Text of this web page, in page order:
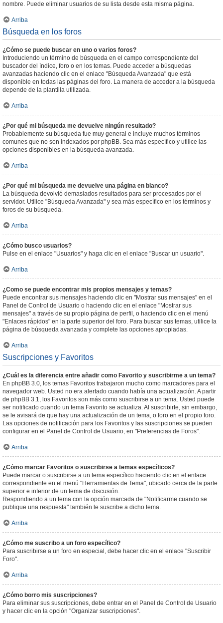
nombre. Puede eliminar usuarios de su lista desde esta misma página.
Arriba
Búsqueda en los foros
¿Cómo se puede buscar en uno o varios foros?
Introduciendo un término de búsqueda en el campo correspondiente del
buscador del índice, foro o en los temas. Puede acceder a búsquedas
avanzadas haciendo clic en el enlace "Búsqueda Avanzada" que está
disponible en todas las páginas del foro. La manera de acceder a la búsqueda
depende de la plantilla utilizada.
Arriba
¿Por qué mi búsqueda me devuelve ningún resultado?
Probablemente su búsqueda fue muy general e incluye muchos términos
comunes que no son indexados por phpBB. Sea más específico y utilice las
opciones disponibles en la búsqueda avanzada.
Arriba
¿Por qué mi búsqueda me devuelve una página en blanco?
La búsqueda devolvió demasiados resultados para ser procesados por el
servidor. Utilice "Búsqueda Avanzada" y sea más específico en los términos y
foros de su búsqueda.
Arriba
¿Cómo busco usuarios?
Pulse en el enlace "Usuarios" y haga clic en el enlace "Buscar un usuario".
Arriba
¿Como se puede encontrar mis propios mensajes y temas?
Puede encontrar sus mensajes haciendo clic en "Mostrar sus mensajes" en el
Panel de Control de Usuario o haciendo clic en el enlace "Mostrar sus
mensajes" a través de su propio página de perfil, o haciendo clic en el menú
"Enlaces rápidos" en la parte superior del foro. Para buscar sus temas, utilice la
página de búsqueda avanzada y complete las opciones apropiadas.
Arriba
Suscripciones y Favoritos
¿Cuál es la diferencia entre añadir como Favorito y suscribirme a un tema?
En phpBB 3.0, los temas Favoritos trabajaron mucho como marcadores para el
navegador web. Usted no era alertado cuando había una actualización. A partir
de phpBB 3.1, los Favoritos son más como suscribirse a un tema. Usted puede
ser notificado cuando un tema Favorito se actualiza. Al suscribirte, sin embargo,
se le avisará de que hay una actualización de un tema, o foro en el propio foro.
Las opciones de notificación para los Favoritos y las suscripciones se pueden
configurar en el Panel de Control de Usuario, en "Preferencias de Foros".
Arriba
¿Cómo marcar Favoritos o suscribirse a temas específicos?
Puede marcar o suscribirse a un tema específico haciendo clic en el enlace
correspondiente en el menú "Herramientas de Tema", ubicado cerca de la parte
superior e inferior de un tema de discusión.
Respondiendo a un tema con la opción marcada de "Notificarme cuando se
publique una respuesta" también le suscribe a dicho tema.
Arriba
¿Cómo me suscribo a un foro específico?
Para suscribirse a un foro en especial, debe hacer clic en el enlace "Suscribir
Foro".
Arriba
¿Cómo borro mis suscripciones?
Para eliminar sus suscripciones, debe entrar en el Panel de Control de Usuario
y hacer clic en la opción "Organizar suscripciones".